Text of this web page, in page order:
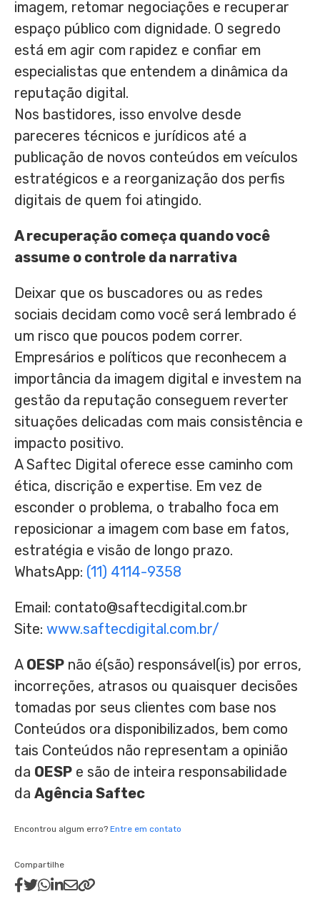
imagem, retomar negociações e recuperar
espaço público com dignidade. O segredo
está em agir com rapidez e confiar em
especialistas que entendem a dinâmica da
reputação digital.
Nos bastidores, isso envolve desde
pareceres técnicos e jurídicos até a
publicação de novos conteúdos em veículos
estratégicos e a reorganização dos perfis
digitais de quem foi atingido.
A recuperação começa quando você
assume o controle da narrativa
Deixar que os buscadores ou as redes
sociais decidam como você será lembrado é
um risco que poucos podem correr.
Empresários e políticos que reconhecem a
importância da imagem digital e investem na
gestão da reputação conseguem reverter
situações delicadas com mais consistência e
impacto positivo.
A Saftec Digital oferece esse caminho com
ética, discrição e expertise. Em vez de
esconder o problema, o trabalho foca em
reposicionar a imagem com base em fatos,
estratégia e visão de longo prazo.
WhatsApp: (11) 4114-9358
Email: contato@saftecdigital.com.br
Site: www.saftecdigital.com.br/
A OESP não é(são) responsável(is) por erros,
incorreções, atrasos ou quaisquer decisões
tomadas por seus clientes com base nos
Conteúdos ora disponibilizados, bem como
tais Conteúdos não representam a opinião
da OESP e são de inteira responsabilidade
da Agência Saftec
Encontrou algum erro? Entre em contato
Compartilhe